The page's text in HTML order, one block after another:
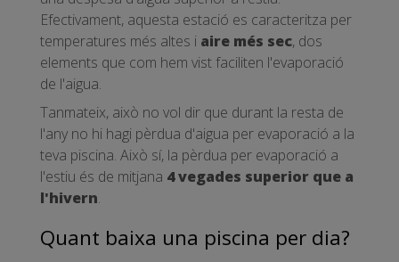
Efectivament, aquesta estació es caracteritza per
temperatures més altes i aire més sec, dos
elements que com hem vist faciliten l'evaporació
de l'aigua.
Tanmateix, això no vol dir que durant la resta de
l'any no hi hagi pèrdua d'aigua per evaporació a la
teva piscina. Això sí, la pèrdua per evaporació a
l'estiu és de mitjana 4 vegades superior que a
l'hivern.
Quant baixa una piscina per dia?